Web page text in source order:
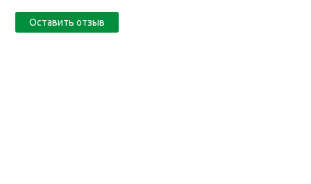
Оставить отзыв